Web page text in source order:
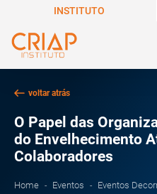
INSTITUTO
voltar atrás
O Papel das
do Envelhecimento
Colaboradores
Home Eventos Eventos